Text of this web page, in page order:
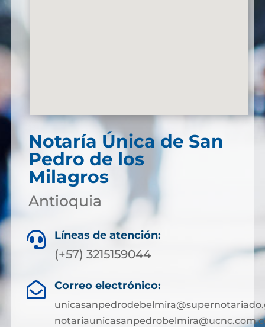
Notaría Única de San
Pedro de los
Milagros
Antioquia
 Líneas de atención:
(+57) 3215159044
 Correo electrónico: